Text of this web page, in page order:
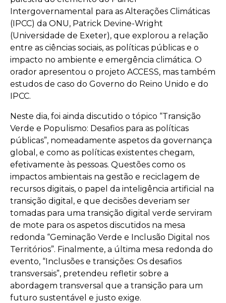
Intergovernamental para as Alterações Climáticas
(IPCC) da ONU, Patrick Devine-Wright
(Universidade de Exeter), que explorou a relação
entre as ciências sociais, as políticas públicas e o
impacto no ambiente e emergência climática. O
orador apresentou o projeto ACCESS, mas também
estudos de caso do Governo do Reino Unido e do
IPCC.
Neste dia, foi ainda discutido o tópico “Transição
Verde e Populismo: Desafios para as políticas
públicas”, nomeadamente aspetos da governança
global, e como as políticas existentes chegam,
efetivamente às pessoas. Questões como os
impactos ambientais na gestão e reciclagem de
recursos digitais, o papel da inteligência artificial na
transição digital, e que decisões deveriam ser
tomadas para uma transição digital verde serviram
de mote para os aspetos discutidos na mesa
redonda “Geminação Verde e Inclusão Digital nos
Territórios”. Finalmente, a última mesa redonda do
evento, “Inclusões e transições: Os desafios
transversais”, pretendeu refletir sobre a
abordagem transversal que a transição para um
futuro sustentável e justo exige.